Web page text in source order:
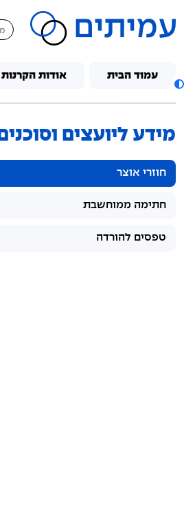
עמוד הבית אודות הקרנות
מידע ליועצים וסוכנים
חוזרי אוצר
חתימה ממוחשבת
טפסים להורדה